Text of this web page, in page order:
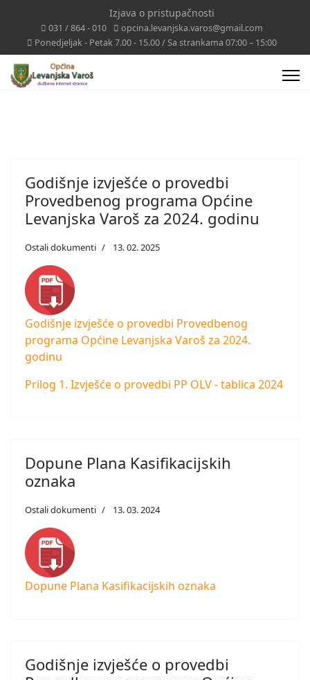
Izjava o pristupačnosti
031 / 864 - 010
opcina.levanjska.varos@gmail.com
Ponedjeljak - Petak 7.00 - 15.00 / Sa strankama 07:00 – 15:00
Godišnje izvješće o provedbi
Provedbenog programa Općine
Levanjska Varoš za 2024. godinu
Ostali dokumenti 13. 02. 2025
Godišnje izvješće o provedbi Provedbenog
programa Općine Levanjska Varoš za 2024.
godinu
Prilog 1. Izvješće o provedbi PP OLV - tablica 2024
Dopune Plana Kasifikacijskih
oznaka
Ostali dokumenti 13. 03. 2024
Dopune Plana Kasifikacijskih oznaka
Godišnje izvješće o provedbi